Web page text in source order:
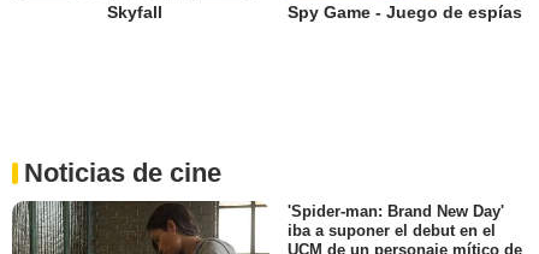
Skyfall Spy Game - Juego de espías
Noticias de cine
'Spider-man: Brand New Day'
iba a suponer el debut en el
UCM de un personaje mítico de